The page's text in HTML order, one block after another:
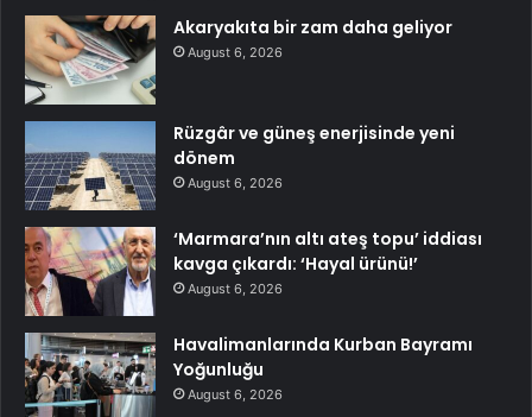
Akaryakıta bir zam daha geliyor
August 6, 2026
Rüzgâr ve güneş enerjisinde yeni
dönem
August 6, 2026
‘Marmara’nın altı ateş topu’ iddiası
kavga çıkardı: ‘Hayal ürünü!’
August 6, 2026
Havalimanlarında Kurban Bayramı
Yoğunluğu
August 6, 2026